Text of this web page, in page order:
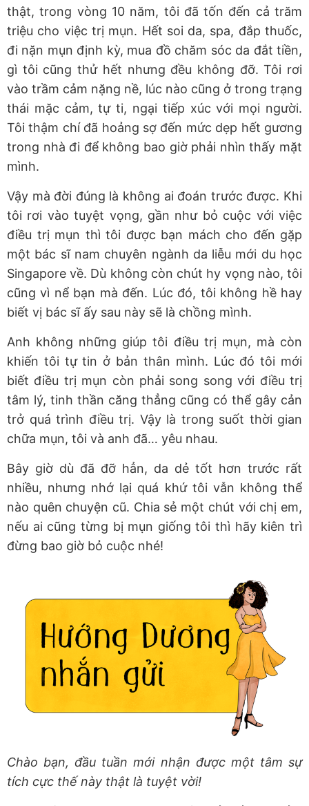
thật, trong vòng 10 năm, tôi đã tốn đến cả trăm
triệu cho việc trị mụn. Hết soi da, spa, đắp thuốc,
đi nặn mụn định kỳ, mua đồ chăm sóc da đắt tiền,
gì tôi cũng thử hết nhưng đều không đỡ. Tôi rơi
vào trầm cảm nặng nề, lúc nào cũng ở trong trạng
thái mặc cảm, tự ti, ngại tiếp xúc với mọi người.
Tôi thậm chí đã hoảng sợ đến mức dẹp hết gương
trong nhà đi để không bao giờ phải nhìn thấy mặt
mình.
Vậy mà đời đúng là không ai đoán trước được. Khi
tôi rơi vào tuyệt vọng, gần như bỏ cuộc với việc
điều trị mụn thì tôi được bạn mách cho đến gặp
một bác sĩ nam chuyên ngành da liễu mới du học
Singapore về. Dù không còn chút hy vọng nào, tôi
cũng vì nể bạn mà đến. Lúc đó, tôi không hề hay
biết vị bác sĩ ấy sau này sẽ là chồng mình.
Anh không những giúp tôi điều trị mụn, mà còn
khiến tôi tự tin ở bản thân mình. Lúc đó tôi mới
biết điều trị mụn còn phải song song với điều trị
tâm lý, tinh thần căng thẳng cũng có thể gây cản
trở quá trình điều trị. Vậy là trong suốt thời gian
chữa mụn, tôi và anh đã… yêu nhau.
Bây giờ dù đã đỡ hẳn, da dẻ tốt hơn trước rất
nhiều, nhưng nhớ lại quá khứ tôi vẫn không thể
nào quên chuyện cũ. Chia sẻ một chút với chị em,
nếu ai cũng từng bị mụn giống tôi thì hãy kiên trì
đừng bao giờ bỏ cuộc nhé!
Chào bạn, đầu tuần mới nhận được một tâm sự
tích cực thế này thật là tuyệt vời!